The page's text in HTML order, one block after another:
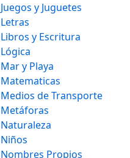
Juegos y Juguetes
Letras
Libros y Escritura
Lógica
Mar y Playa
Matematicas
Medios de Transporte
Metáforas
Naturaleza
Niños
Nombres Propios